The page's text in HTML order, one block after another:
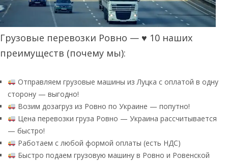
Грузовые перевозки Ровно — ♥ 10 наших
преимуществ (почему мы):
Отправляем грузовые машины из Луцка с оплатой в одну
сторону — выгодно!
Возим дозагруз из Ровно по Украине — попутно!
Цена перевозки груза Ровно — Украина рассчитывается
— быстро!
Работаем с любой формой оплаты (есть НДС)
Быстро подаем грузовую машину в Ровно и Ровенской